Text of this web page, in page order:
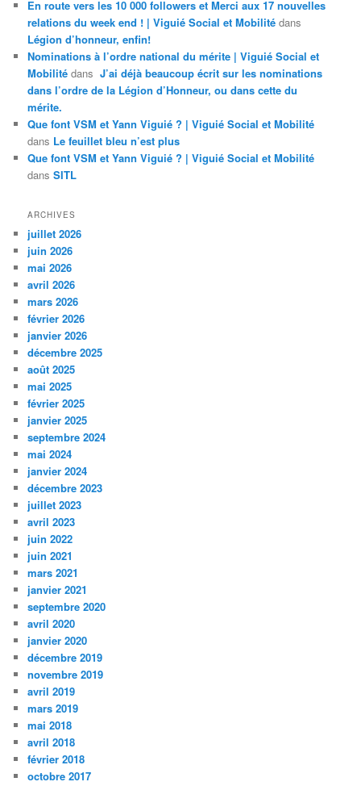
En route vers les 10 000 followers et Merci aux 17 nouvelles
relations du week end ! | Viguié Social et Mobilité dans
Légion d’honneur, enfin!
Nominations à l’ordre national du mérite | Viguié Social et
Mobilité dans J’ai déjà beaucoup écrit sur les nominations
dans l’ordre de la Légion d’Honneur, ou dans cette du
mérite.
Que font VSM et Yann Viguié ? | Viguié Social et Mobilité
dans Le feuillet bleu n’est plus
Que font VSM et Yann Viguié ? | Viguié Social et Mobilité
dansSITL
ARCHIVES
juillet 2026
juin 2026
mai 2026
avril 2026
mars 2026
février 2026
janvier 2026
décembre 2025
août 2025
mai 2025
février 2025
janvier 2025
septembre 2024
mai 2024
janvier 2024
décembre 2023
juillet 2023
avril 2023
juin 2022
juin 2021
mars 2021
janvier 2021
septembre 2020
avril 2020
janvier 2020
décembre 2019
novembre 2019
avril 2019
mars 2019
mai 2018
avril 2018
février 2018
octobre 2017